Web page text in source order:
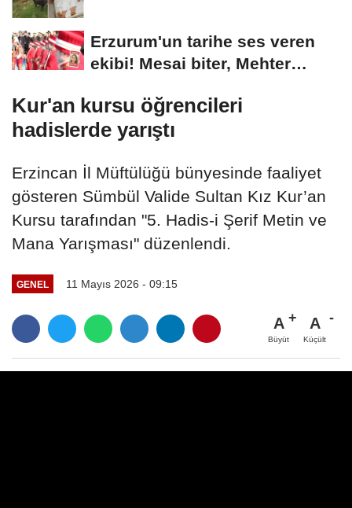
Erzurum'un tarihe ses veren
ekibi! Mesai biter, Mehter
Kur'an kursu öğrencileri
hadislerde yarıştı
Erzincan İl Müftülüğü bünyesinde faaliyet
gösteren Sümbül Valide Sultan Kız Kur’an
Kursu tarafından "5. Hadis-i Şerif Metin ve
Mana Yarışması" düzenlendi.
GENEL 11 Mayıs 2026 - 09:15
A
Büyüt
A
Küçült